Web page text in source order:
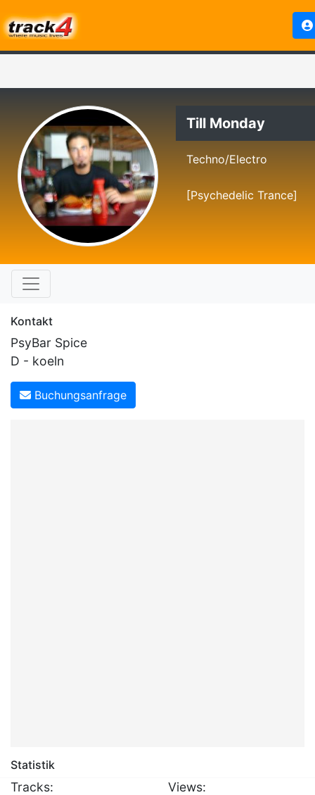
Till Monday
Techno/Electro
[Psychedelic Trance]
Kontakt
PsyBar Spice
D - koeln
Buchungsanfrage
Statistik
Tracks:
Views: